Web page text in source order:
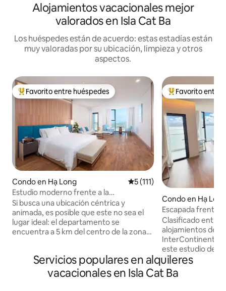
Alojamientos vacacionales mejor
valorados en Isla Cat Ba
Los huéspedes están de acuerdo: estas estadías están
muy valoradas por su ubicación, limpieza y otros
aspectos.
Favorito entre huéspedes preferido
Favorito entre huéspedes
Condo en Hạ Long Calificación promedio: 5 de
5 (111)
Estudio moderno frente a la
playa•Bañera•Totalmente equipado
Si busca una ubicación céntrica y
animada, es posible que este no sea el
lugar ideal: el departamento se
encuentra a 5 km del centro de la zona
servicios en los alrededores y cortes de
electricidad breves y ocasionales en la
temporada de calor. Sin embargo, si
Favorito entre
Favorito entre
Condo en Hạ
Escapada frente a
mar•Netflix
Clasificado entre
alojamientos de Airbnb
InterContinental
este estudio de
totalmente
impresionantes
de Ha Long
Servicios populares en alquileres
vacacionales en Isla Cat Ba